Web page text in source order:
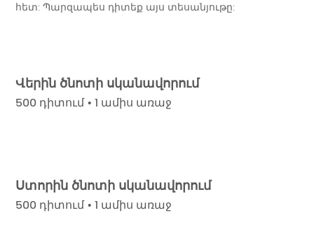
հետ: Պարզապես դիտեք այս տեսանյութը:
Վերին ծնոտի սկանավորում
500 դիտում • 1 ամիս առաջ
Ստորին ծնոտի սկանավորում
500 դիտում • 1 ամիս առաջ